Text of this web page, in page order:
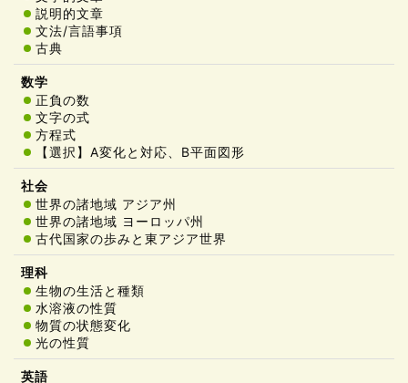
説明的文章
文法/言語事項
古典
正負の数
文字の式
方程式
【選択】A変化と対応、B平面図形
世界の諸地域 アジア州
世界の諸地域 ヨーロッパ州
古代国家の歩みと東アジア世界
生物の生活と種類
水溶液の性質
物質の状態変化
光の性質